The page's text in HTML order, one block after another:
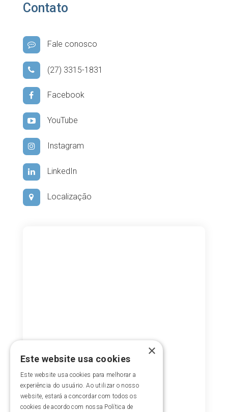
Contato
Fale conosco
(27) 3315-1831
Facebook
YouTube
Instagram
LinkedIn
Localização
×
Este website usa cookies
Este website usa cookies para melhorar a
experiência do usuário. Ao utilizar o nosso
website, estará a concordar com todos os
cookies de acordo com nossa Política de